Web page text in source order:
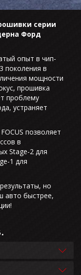
серии
Форд
опыт в чип-
поколения в
мощности
прошивка
проблему
устраняет
позволяет
в
Stage-2 для
1 для
но
авто быстрее,